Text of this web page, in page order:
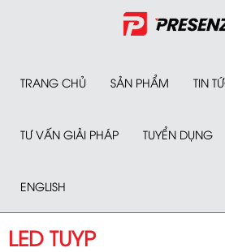
TRANG CHỦ SẢN PHẨM TIN
TƯ VẤN GIẢI PHÁP TUYỂN DỤNG
ENGLISH
LED TUYP